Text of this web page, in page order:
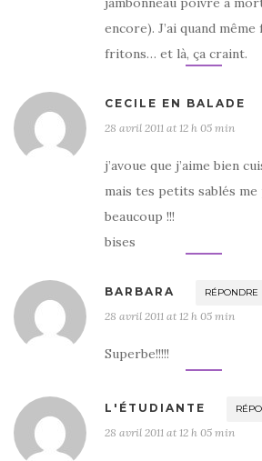
encore). J’ai quand
fritons… et là, ça craint.
CECILE EN BALADE
28 avril 2011 at 12 h 05 min
j’avoue que j’aime bien
mais tes petits sablés me
beaucoup !!!
bises
BARBARA RÉPONDRE
28 avril 2011 at 12 h 05 min
Superbe!!!!!
L'ÉTUDIANTE
28 avril 2011 at 12 h 05 min